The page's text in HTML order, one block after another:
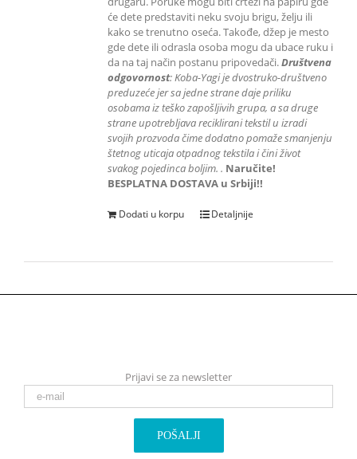
će dete predstaviti neku svoju brigu, želju ili
kako se trenutno oseća. Takođe, džep je mesto
gde dete ili odrasla osoba mogu da ubace ruku i
da na taj način postanu pripovedači.Društvena
odgovornost: Koba-Yagi je dvostruko-društveno
preduzeće jer sa jedne strane daje priliku
osobama iz teško zapošljivih grupa, a sa druge
strane upotrebljava reciklirani tekstil u izradi
svojih prozvoda čime dodatno pomaže smanjenju
štetnog uticaja otpadnog tekstila i čini život
svakog pojedinca boljim. . Naručite!
BESPLATNA DOSTAVA u Srbiji!!
Dodati u korpu Detaljnije
Prijavi se za newsletter